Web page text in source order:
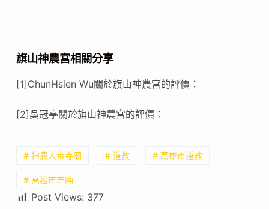
旗山神農宮相關分享
[1]ChunHsien Wu關於旗山神農宮的評價：
[2]吳冠亭關於旗山神農宮的評價：
# 神農大帝寺廟 # 道教 # 高雄市道教
# 高雄市寺廟
Post Views: 377